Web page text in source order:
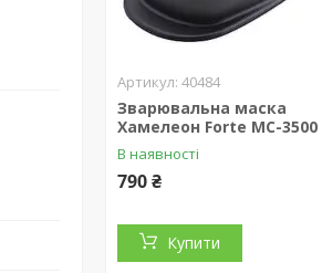
40484
Зварювальна маска
Хамелеон Forte МС-3500
В наявності
790 ₴
Купити